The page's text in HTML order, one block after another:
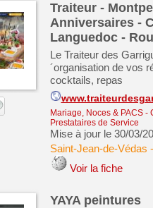
Traiteur -
Anniversaires -
Languedoc -
Le Traiteur des
´organisation de vos
cocktails, repas
Mariage, Noces & PACS-
Prestataires de Service
Mise à jour le 30/03/
Saint-Jean-de-Védas
Voir la fiche
YAYA peintures